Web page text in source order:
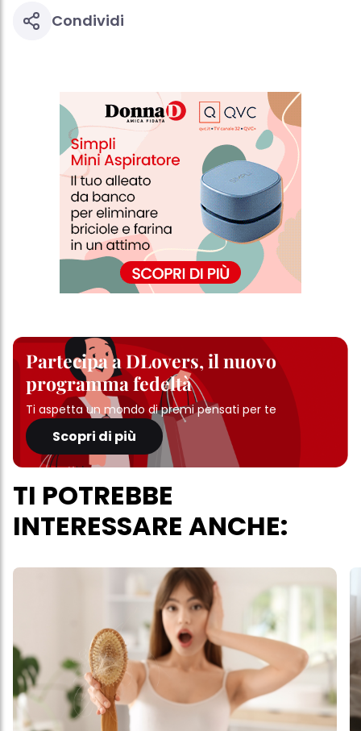
Condividi
Partecipa a DLovers, il nuovo
programma fedeltà
Ti aspetta un mondo di premi pensati per te
Scopri di più
TI POTREBBE
INTERESSARE ANCHE:
sezione "Impostazioni cookie" collegata nel piè di pagina. Per
ulteriori informazioni sui cookie utilizzati su questo sito Web, in
Se fai clic su "Modifica" potrai trovare maggiori informazioni sul
trattamento dei tuoi dati / sull'uso dei cookie e consentirli per uno o
più degli scopi sopra menzionati. Cliccando su "Accetta tutto",
acconsenti all'uso dei cookie e al trattamento dei tuoi dati
personali per tutte le finalità sopra indicate. Se fai clic su "Rifiuta",
verranno utilizzati solo i cookie tecnicamente necessari per fornirti
questo sito web.